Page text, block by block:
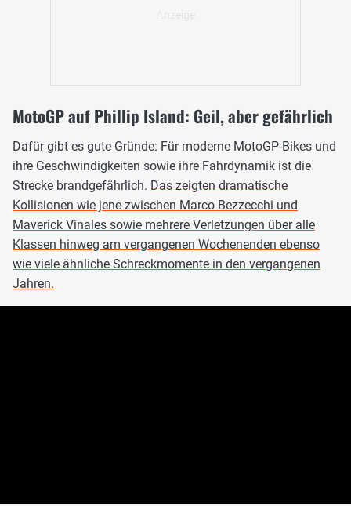
MotoGP auf Phillip Island: Geil, aber gefährlich
Dafür gibt es gute Gründe: Für moderne MotoGP-Bikes und
ihre Geschwindigkeiten sowie ihre Fahrdynamik ist die
Strecke brandgefährlich. Das zeigten dramatische
Kollisionen wie jene zwischen Marco Bezzecchi und
Maverick Vinales sowie mehrere Verletzungen über alle
Klassen hinweg am vergangenen Wochenenden ebenso
wie viele ähnliche Schreckmomente in den vergangenen
Jahren.